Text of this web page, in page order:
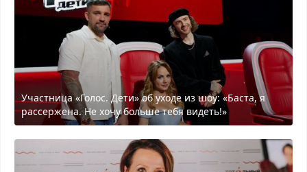
Участница «Голос. Дети» об уходе из шоу: «Баста, я
рассержена. Не хочу больше тебя видеть!»